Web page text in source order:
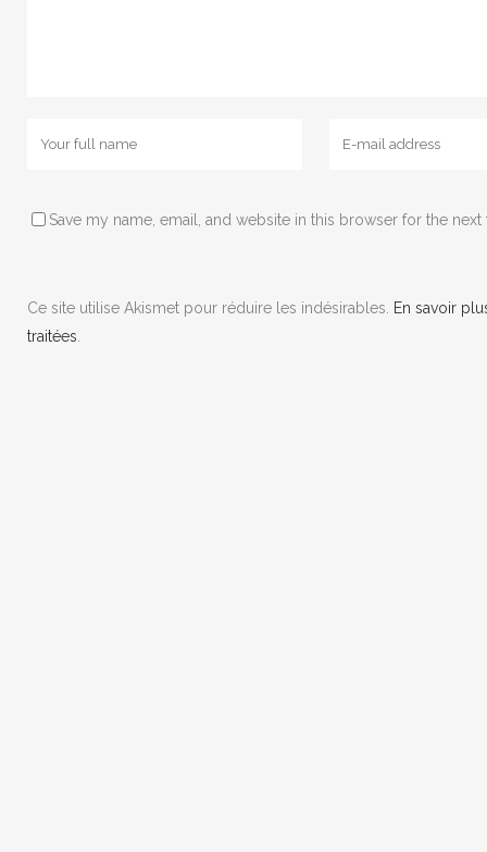
Save my name, email, and website in this browser for the
Ce site utilise Akismet pour réduire les indésirables.
En savoir
traitées